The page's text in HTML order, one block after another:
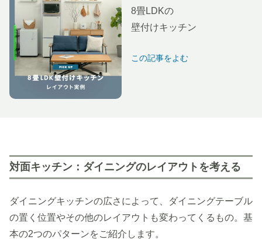
8畳LDKの
壁付けキッチン
この記事をよむ
対面キッチン：ダイニングのレイアウトを考える
ダイニングキッチンの広さによって、ダイニングテーブル
の置く位置やその他のレイアウトも変わってくるもの。基
本の2つのパターンをご紹介します。